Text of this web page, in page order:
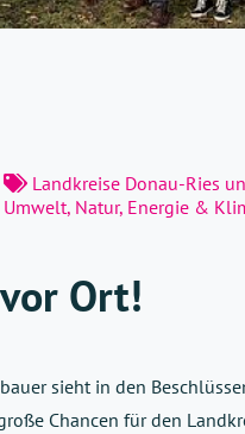
Landkreise Donau-Ries
Umwelt, Natur, Energie &
Ort!
sieht in den
Chancen für den